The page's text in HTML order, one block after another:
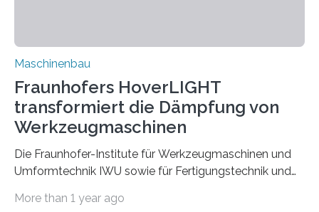
Maschinenbau
Fraunhofers HoverLIGHT
transformiert die Dämpfung von
Werkzeugmaschinen
Die Fraunhofer-Institute für Werkzeugmaschinen und
Umformtechnik IWU sowie für Fertigungstechnik und
Durchbruch in der Materialforschung erzielt: Der
More than 1 year ago